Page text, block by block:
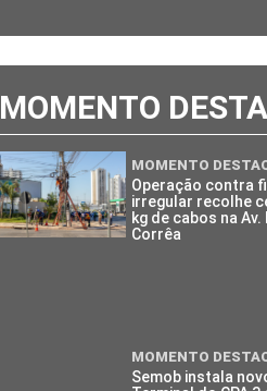
MOMENTO
MOMENTO
Operação contra
irregular recolhe
kg de cabos na
Corrêa
MOMENTO
Semob instala